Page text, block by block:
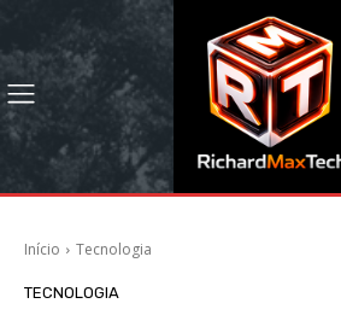
Início Tecnologia
TECNOLOGIA